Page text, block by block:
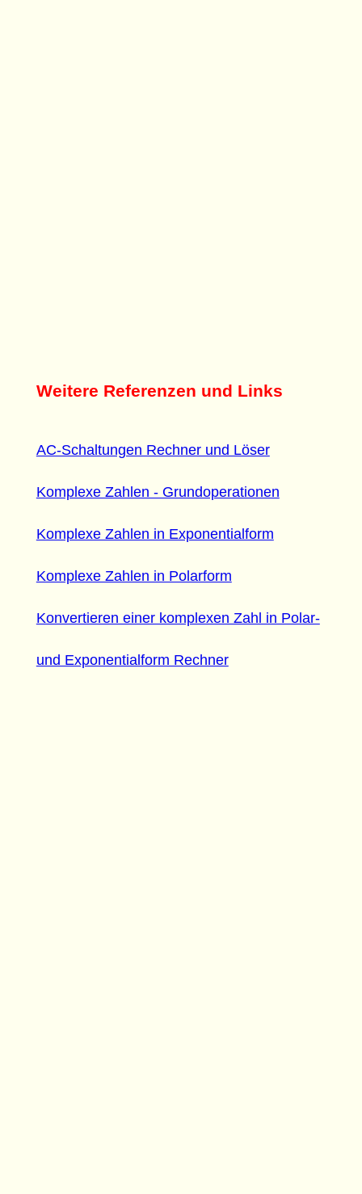
Weitere Referenzen und Links
AC-Schaltungen Rechner und Löser
Komplexe Zahlen - Grundoperationen
Komplexe Zahlen in Exponentialform
Komplexe Zahlen in Polarform
Konvertieren einer komplexen Zahl in Polar-
und Exponentialform Rechner